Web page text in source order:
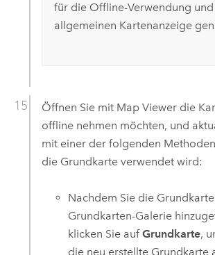
für die Offline-Verwendung
allgemeinen Kartenanzeige
Öffnen Sie mit Map Viewerdie
offline nehmen möchten, und
mit einer der folgenden
die Grundkarte verwendet wird:
Nachdem Sie die
Grundkarten-Galerie
klicken Sie aufGrundkarte,
die neu erstellte Grundkarte